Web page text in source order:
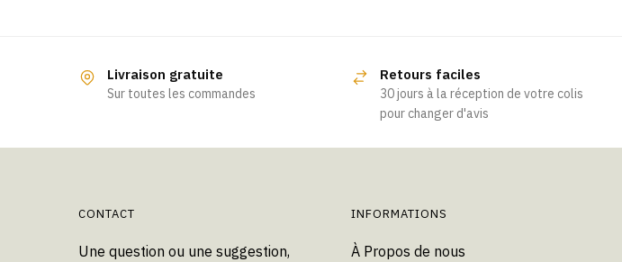
Livraison gratuite
Sur toutes les commandes
Retours faciles
30 jours à la réception de votre colis
pour changer d'avis
CONTACT
Une question ou une suggestion,
INFORMATIONS
À Propos de nous